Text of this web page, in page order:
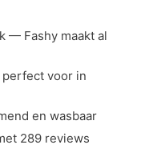
— Fashy maakt al
voor in
en wasbaar
289 reviews